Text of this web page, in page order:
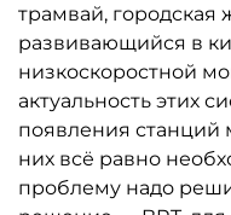
трамвай, городская
развивающийся в
низкоскоростной
актуальность этих
появления станций
них всё равно
проблему надо